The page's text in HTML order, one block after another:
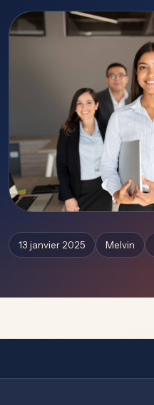
13 janvier 2025 Melvin